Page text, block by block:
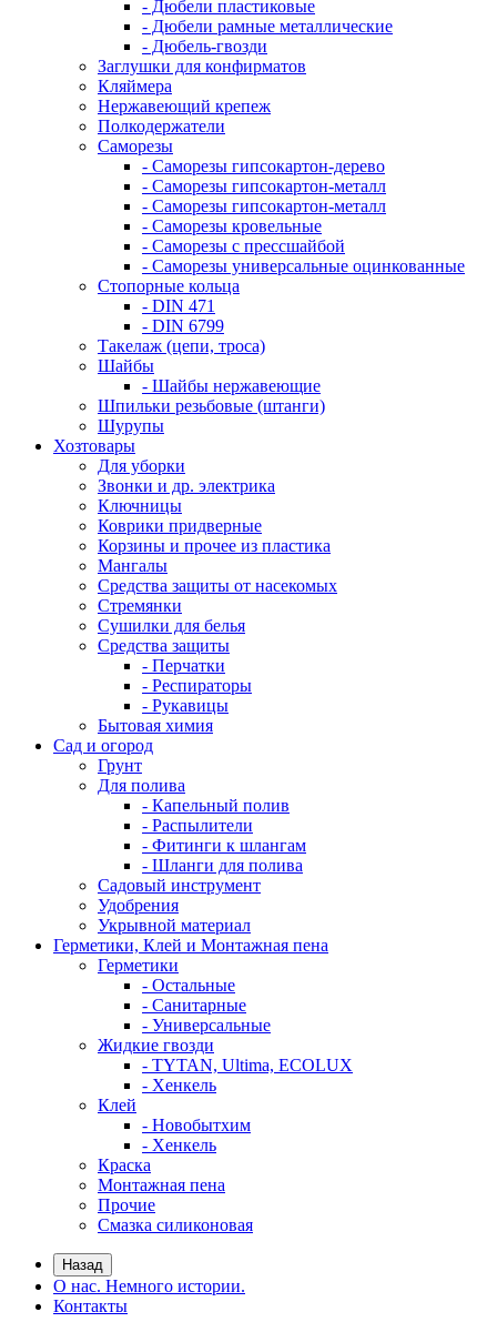
- Дюбели пластиковые
- Дюбели рамные металлические
- Дюбель-гвозди
Заглушки для конфирматов
Кляймера
Нержавеющий крепеж
Полкодержатели
Саморезы
- Саморезы гипсокартон-дерево
- Саморезы гипсокартон-металл
- Саморезы гипсокартон-металл
- Саморезы кровельные
- Саморезы с прессшайбой
- Саморезы универсальные оцинкованные
Стопорные кольца
- DIN 471
- DIN 6799
Такелаж (цепи, троса)
Шайбы
- Шайбы нержавеющие
Шпильки резьбовые (штанги)
Шурупы
Хозтовары
Для уборки
Звонки и др. электрика
Ключницы
Коврики придверные
Корзины и прочее из пластика
Мангалы
Средства защиты от насекомых
Стремянки
Сушилки для белья
Средства защиты
- Перчатки
- Респираторы
- Рукавицы
Бытовая химия
Сад и огород
Грунт
Для полива
- Капельный полив
- Распылители
- Фитинги к шлангам
- Шланги для полива
Садовый инструмент
Удобрения
Укрывной материал
Герметики, Клей и Монтажная пена
Герметики
- Остальные
- Санитарные
- Универсальные
Жидкие гвозди
- TYTAN, Ultima, ECOLUX
- Хенкель
Клей
- Новобытхим
- Хенкель
Краска
Монтажная пена
Прочие
Смазка силиконовая
Назад
О нас. Немного истории.
Контакты